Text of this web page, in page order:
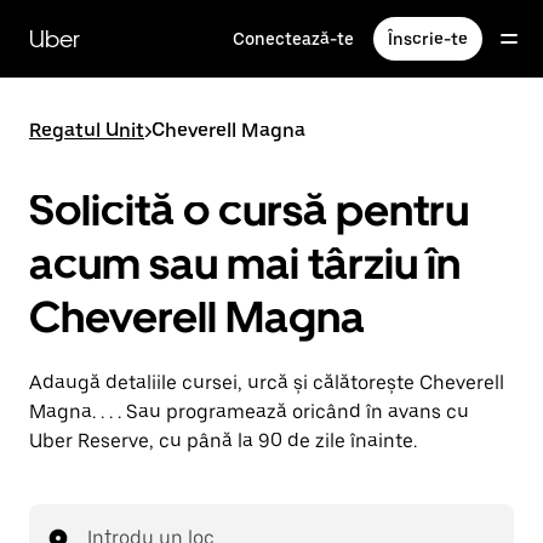
direct
conținutul
principal
Uber Conectează-te Înscrie-te
Regatul Unit>Cheverell Magna
Solicită o cursă pentru
acum sau mai târziu în
Cheverell Magna
Adaugă detaliile cursei, urcă și călătorește Cheverell
Magna. . . . Sau programează oricând în avans cu
Uber Reserve, cu până la 90 de zile înainte.
Introdu un loc